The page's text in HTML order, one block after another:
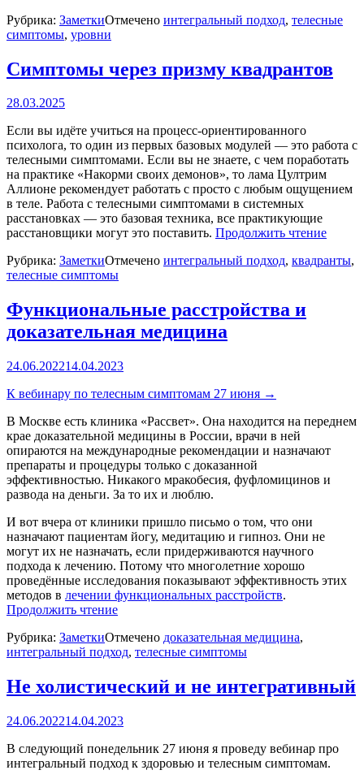
здоровью
через
уровней»
Рубрика: ЗаметкиОтмечено интегральный подход, телесные
симптомы, уровни
Симптомы через призму квадрантов
28.03.2025
Если вы идёте учиться на процесс-ориентированного
психолога, то один из первых базовых модулей — это работа с
телесными симптомами. Если вы не знаете, с чем поработать
на практике «Накорми своих демонов», то лама Цултрим
Аллионе рекомендует работать с просто с любым ощущением
в теле. Работа с телесными симптомами в системных
расстановках — это базовая техника, все практикующие
расстановщики могут это поставить. Продолжить чтение
Рубрика: ЗаметкиОтмечено интегральный подход, квадранты,
телесные симптомы
Функциональные расстройства и
доказательная медицина
24.06.202214.04.2023
К вебинару по телесным симптомам 27 июня →
В Москве есть клиника «Рассвет». Она находится на переднем
крае доказательной медицины в России, врачи в ней
опираются на международные рекомендации и назначают
препараты и процедуры только с доказанной
эффективностью. Никакого мракобесия, фуфломицинов и
развода на деньги. За то их и люблю.
И вот вчера от клиники пришло письмо о том, что они
назначают пациентам йогу, медитацию и гипноз. Они не
могут их не назначать, если придерживаются научного
подхода к лечению. Потому что многолетние хорошо
проведённые исследования показывают эффективность этих
методов в лечении функциональных расстройств.
Продолжить чтение«Функциональные
и
доказательная
Рубрика: ЗаметкиОтмечено доказательная медицина,
интегральный подход, телесные симптомы
Не холистический и не интегративный
24.06.202214.04.2023
В следующий понедельник 27 июня я проведу вебинар про
интегральный подход к здоровью и телесным симптомам.